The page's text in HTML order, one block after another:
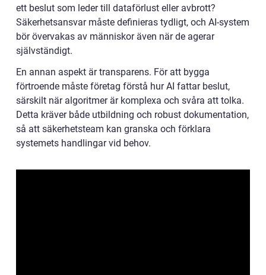
ett beslut som leder till dataförlust eller avbrott?
Säkerhetsansvar måste definieras tydligt, och AI-system
bör övervakas av människor även när de agerar
självständigt.
En annan aspekt är transparens. För att bygga
förtroende måste företag förstå hur AI fattar beslut,
särskilt när algoritmer är komplexa och svåra att tolka.
Detta kräver både utbildning och robust dokumentation,
så att säkerhetsteam kan granska och förklara
systemets handlingar vid behov.